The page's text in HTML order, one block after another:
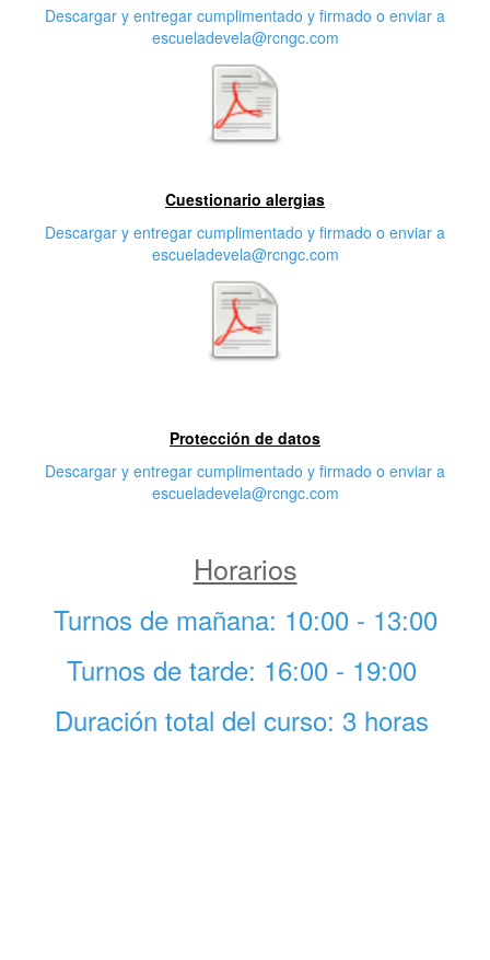
Descargar y entregar cumplimentado y firmado o enviar a
escueladevela@rcngc.com
Cuestionario alergias
Descargar y entregar cumplimentado y firmado o enviar a
escueladevela@rcngc.com
Protección de datos
Descargar y entregar cumplimentado y firmado o enviar a
escueladevela@rcngc.com
Horarios
Turnos de mañana: 10:00 - 13:00
Turnos de tarde: 16:00 - 19:00
Duración total del curso: 3 horas